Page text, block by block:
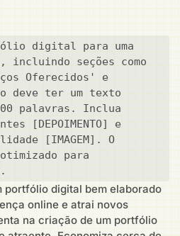
digital para uma
seções como
Oferecidos' e
deve ter um texto
palavras. Inclua
[DEPOIMENTO] e
[IMAGEM]. O
para
portfólio digital bem elaborado
online e atrai novos
na criação de um portfólio